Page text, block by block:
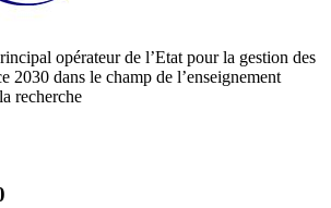
opérateur de l’Etat pour la gestion des
2030 dans le champ de l’enseignement
recherche